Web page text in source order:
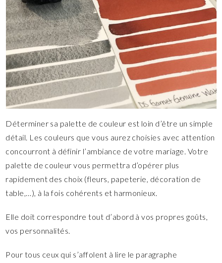
Déterminer sa palette de couleur est loin d’être un simple
détail. Les couleurs que vous aurez choisies avec attention
concourront à définir l’ambiance de votre mariage. Votre
palette de couleur vous permettra d’opérer plus
rapidement des choix (fleurs, papeterie, décoration de
table,…), à la fois cohérents et harmonieux.
Elle doit correspondre tout d’abord à vos propres goûts,
vos personnalités.
Pour tous ceux qui s’affolent à lire le paragraphe